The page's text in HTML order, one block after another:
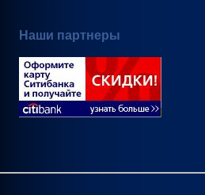
Наши партнеры